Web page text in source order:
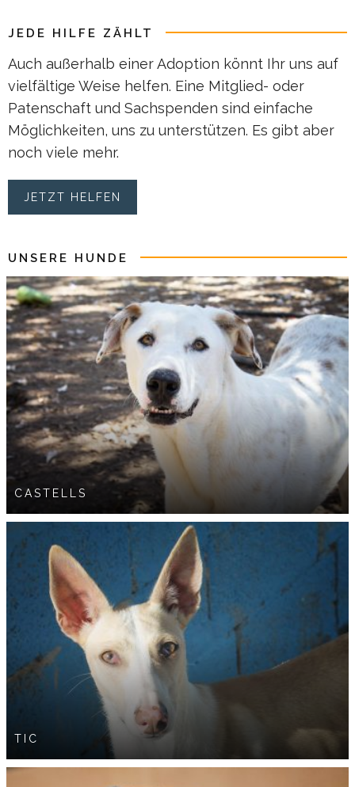
JEDE HILFE ZÄHLT
Auch außerhalb einer Adoption könnt Ihr uns auf
vielfältige Weise helfen. Eine Mitglied- oder
Patenschaft und Sachspenden sind einfache
Möglichkeiten, uns zu unterstützen. Es gibt aber
noch viele mehr.
JETZT HELFEN
UNSERE HUNDE
CASTELLS
TIC